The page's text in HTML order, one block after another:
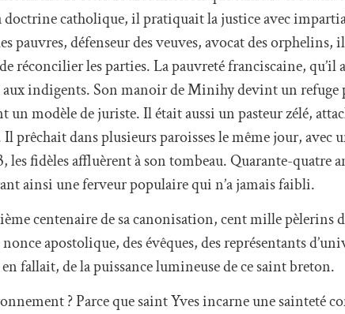
catholique, il pratiquait la justice avec
pauvres, défenseur des veuves, avocat des
réconcilier les parties. La pauvreté franciscaine,
indigents. Son manoir de Minihy devint un refuge
un modèle de juriste. Il était aussi un pasteur zélé,
Il prêchait dans plusieurs paroisses le même jour,
les fidèles affluèrent à son tombeau. Quarante-quatre
ainsi une ferveur populaire qui n’a jamais faibli.
centenaire de sa canonisation, cent mille pèlerins
apostolique, des évêques, des représentants
fallait, de la puissance lumineuse de ce saint breton.
? Parce que saint Yves incarne une sainteté